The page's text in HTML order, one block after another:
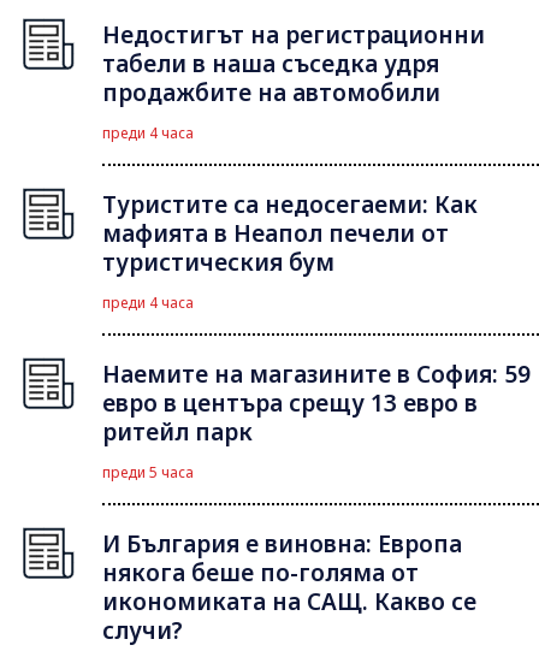
Недостигът на регистрационни
табели в наша съседка удря
продажбите на автомобили
преди 4 часа
Туристите са недосегаеми: Как
мафията в Неапол печели от
туристическия бум
преди 4 часа
Наемите на магазините в София: 59
евро в центъра срещу 13 евро в
ритейл парк
преди 5 часа
И България е виновна: Европа
някога беше по-голяма от
икономиката на САЩ. Какво се
случи?